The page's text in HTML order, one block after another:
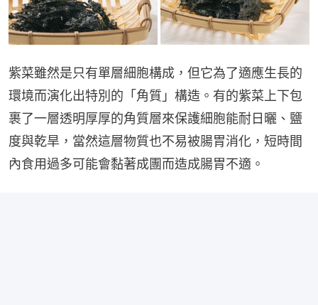
紫菜雖然是只有單層細胞構成，但它為了適應生長的
環境而演化出特別的「角質」構造。有的紫菜上下包
裹了一層透明厚厚的角質層來保護細胞能耐日曬、鹽
度與乾旱，當然這層物質也不易被腸胃消化，短時間
內食用過多可能會黏著成團而造成腸胃不適。